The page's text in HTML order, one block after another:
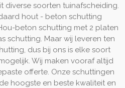
diverse soorten tuinafscheiding.
hout - beton schutting
beton schutting met 2 platen
schutting. Maar wij leveren ten
dus bij ons is elke soort
Wij maken vooraf altijd
offerte. Onze schuttingen
hoogste en beste kwaliteit en